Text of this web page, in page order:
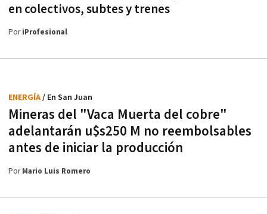
en colectivos, subtes y trenes
PoriProfesional
Mineras del "Vaca Muerta del cobre"
adelantarán u$s250 M no reembolsables
antes de iniciar la producción
ENERGÍA/ En San Juan
PorMario Luis Romero